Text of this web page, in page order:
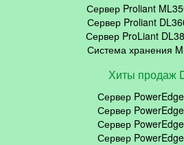
Сервер Proliant
Сервер Proliant
Сервер ProLiant
Система хранения
Хиты продаж
Сервер
Сервер
Сервер
Сервер